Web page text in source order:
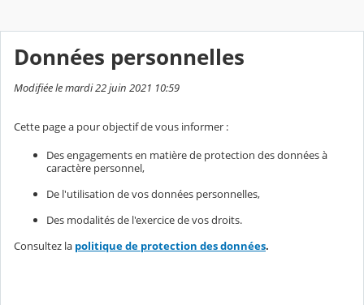
Données personnelles
Modifiée le mardi 22 juin 2021 10:59
Cette page a pour objectif de vous informer :
Des engagements en matière de protection des données à
caractère personnel,
De l'utilisation de vos données personnelles,
Des modalités de l'exercice de vos droits.
Consultez la politique de protection des données.